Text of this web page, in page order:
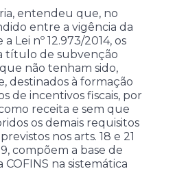
entendeu que, no
entre a vigência da
a Lei nº 12.973/2014, os
título de subvenção
não tenham sido,
destinados à formação
de incentivos fiscais, por
receita e sem que
os demais requisitos
nos arts. 18 e 21
compõem a base de
na sistemática